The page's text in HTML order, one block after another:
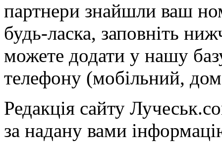
партнери знайшли ваш
будь-ласка, заповніть
можете додати у нашу
телефону (мобільний,
Редакція сайту
за надану вами